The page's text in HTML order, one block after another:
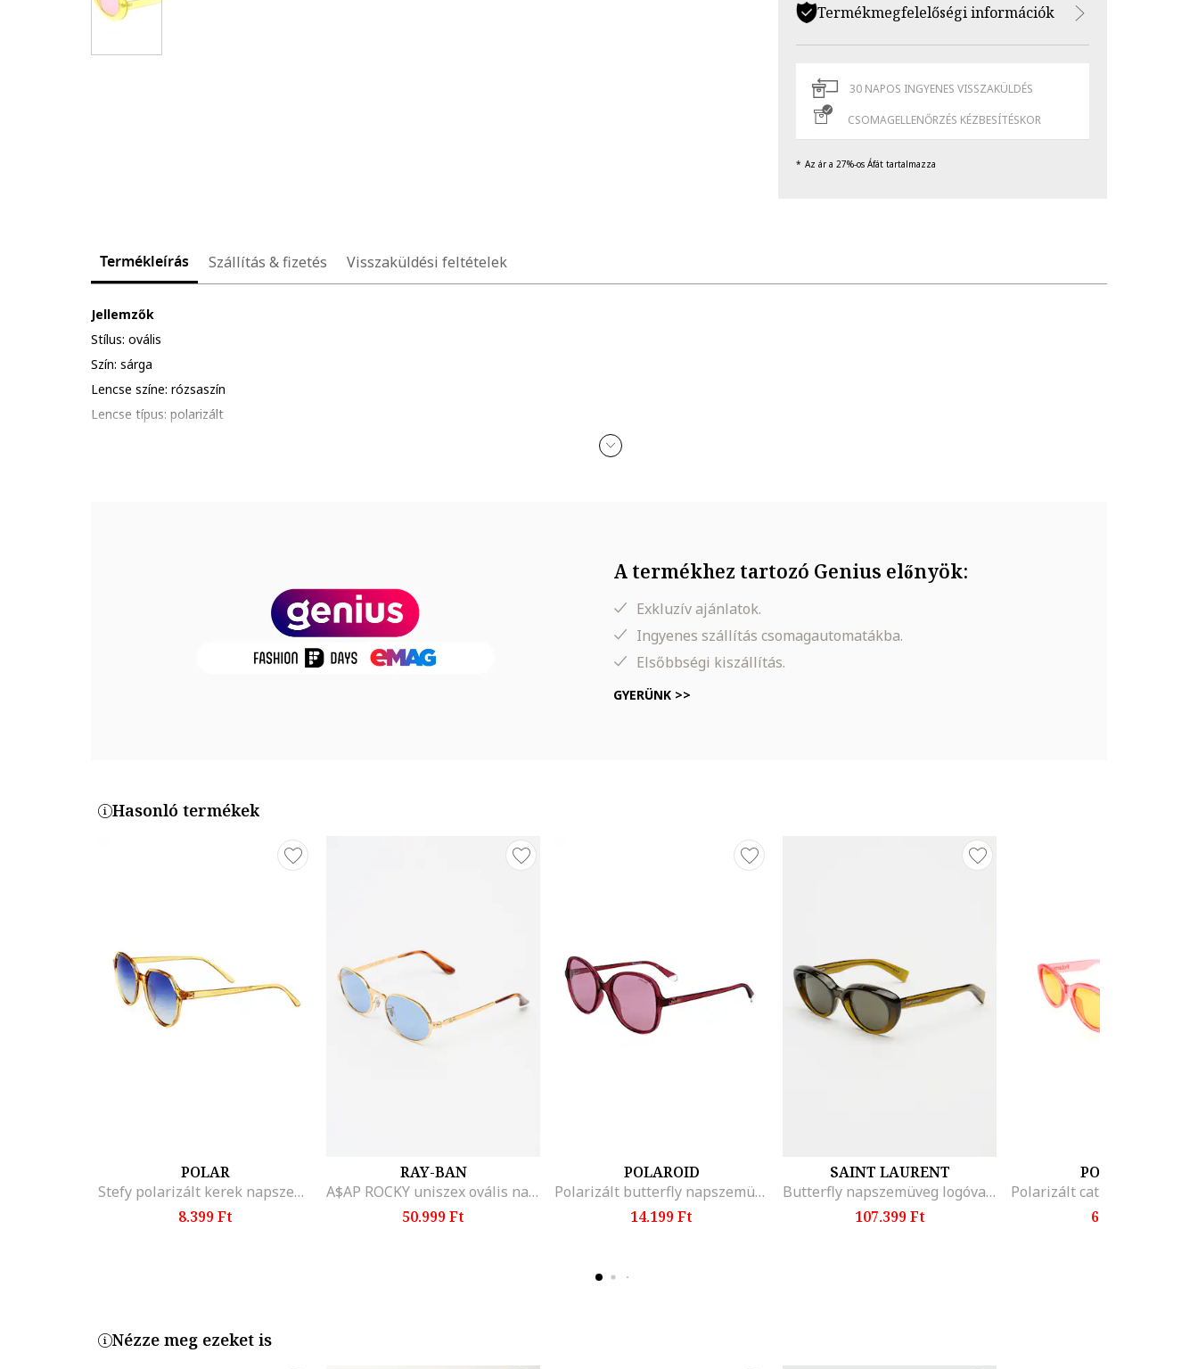
Termékmegfelelőségi információk
30 NAPOS INGYENES VISSZAKÜLDÉS
CSOMAGELLENŐRZÉS KÉZBESÍTÉSKOR
Az ár a 27%-os Áfát tartalmazza
Termékleírás Szállítás & fizetés Visszaküldési feltételek
Jellemzők
Stílus: ovális
Szín: sárga
Lencse színe: rózsaszín
Lencse típus: polarizált
PLD-6052-S-40G
A termékhez tartozó Genius előnyök:
Exkluzív ajánlatok.
Ingyenes szállítás csomagautomatákba.
Elsőbbségi kiszállítás.
GYERÜNK >>
Hasonló termékek
POLAR
Stefy polarizált kerek napszemüveg, Sárga
8.399 Ft
RAY-BAN
A$AP ROCKY uniszex ovális napszemüveg logós részlettel, Aranyszín/Barna
50.999 Ft
POLAROID
Polarizált butterfly napszemüveg, Sötétpiros
14.199 Ft
SAINT LAURENT
Butterfly napszemüveg logóval, Zöld
107.399 Ft
POLAROID
6.199 Ft
Nézze meg ezeket is